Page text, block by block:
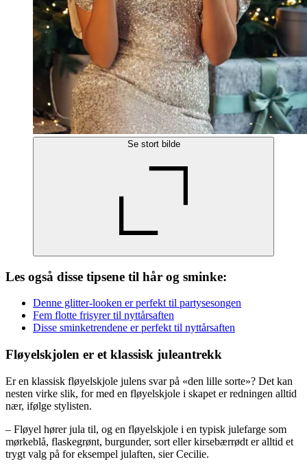
Se stort bilde
Les også disse tipsene til hår og sminke:
Denne glitter-looken er perfekt til partysesongen
Fem flotte frisyrer til nyttårsaften
Disse sminketrendene er perfekt til nyttårsaften
Fløyelskjolen er et klassisk juleantrekk
Er en klassisk fløyelskjole julens svar på «den lille sorte»? Det kan
nesten virke slik, for med en fløyelskjole i skapet er redningen alltid
nær, ifølge stylisten.
– Fløyel hører jula til, og en fløyelskjole i en typisk julefarge som
mørkeblå, flaskegrønt, burgunder, sort eller kirsebærrødt er alltid et
trygt valg på for eksempel julaften, sier Cecilie.